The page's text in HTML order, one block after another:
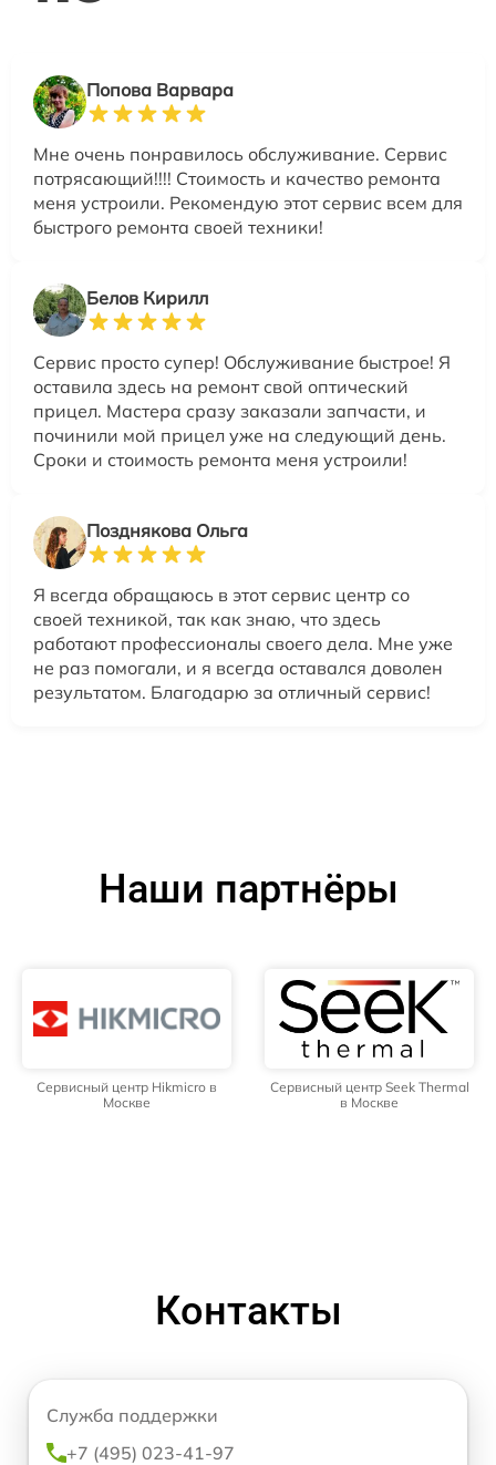
Попова Варвара
Мне очень понравилось обслуживание. Сервис
потрясающий!!!! Стоимость и качество ремонта
меня устроили. Рекомендую этот сервис всем для
быстрого ремонта своей техники!
Белов Кирилл
Сервис просто супер! Обслуживание быстрое! Я
оставила здесь на ремонт свой оптический
прицел. Мастера сразу заказали запчасти, и
починили мой прицел уже на следующий день.
Сроки и стоимость ремонта меня устроили!
Позднякова Ольга
Я всегда обращаюсь в этот сервис центр со
своей техникой, так как знаю, что здесь
работают профессионалы своего дела. Мне уже
не раз помогали, и я всегда оставался доволен
результатом. Благодарю за отличный сервис!
Наши партнёры
Сервисный центр Hikmicro в
Москве
Сервисный центр Seek Thermal
в Москве
Контакты
Служба поддержки
+7 (495) 023-41-97